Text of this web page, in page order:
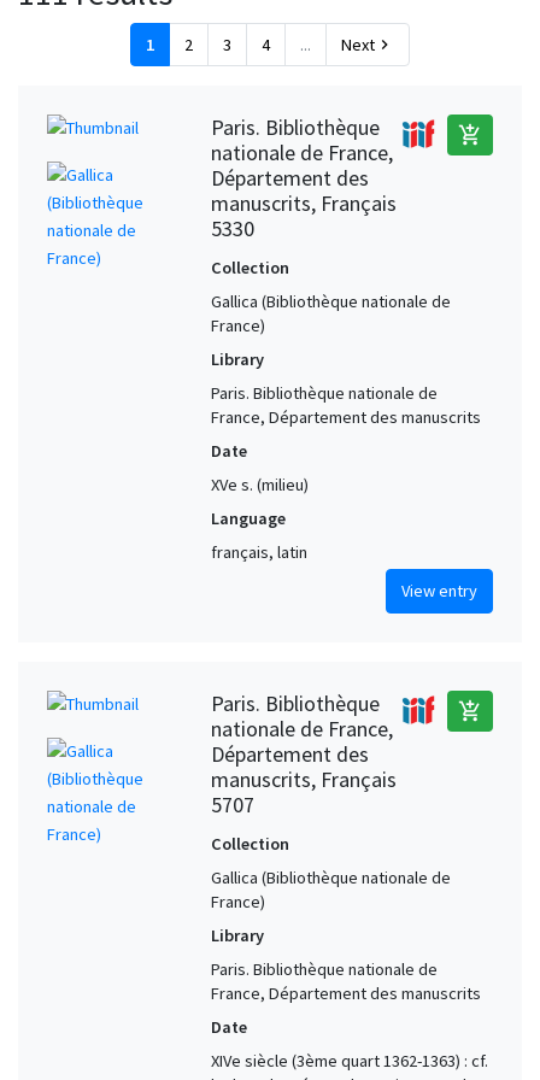
Poitiers (Vienne, France)
Valenciennes (Nord, France)
1 2 3 4 ... Next chevron_right
Paris. Bibliothèque
nationale de France,
Département des
manuscrits, Français
5330
add_shopping_cart
Collection
Gallica (Bibliothèque nationale de
France)
Library
Paris. Bibliothèque nationale de
France, Département des manuscrits
Date
XVe s. (milieu)
Language
français, latin
View entry
Paris. Bibliothèque
nationale de France,
Département des
manuscrits, Français
5707
add_shopping_cart
Collection
Gallica (Bibliothèque nationale de
France)
Library
Paris. Bibliothèque nationale de
France, Département des manuscrits
Date
XIVe siècle (3ème quart 1362-1363) : cf.